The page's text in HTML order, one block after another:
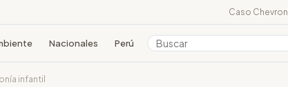
Caso Chevron
Nacionales Perú Colombia
infantil